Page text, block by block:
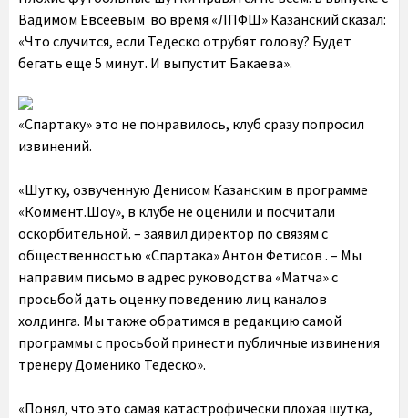
Вадимом Евсеевым во время «ЛПФШ» Казанский сказал:
«Что случится, если Тедеско отрубят голову? Будет
бегать еще 5 минут. И выпустит Бакаева».
«Спартаку» это не понравилось, клуб сразу попросил
извинений.
«Шутку, озвученную Денисом Казанским в программе
«Коммент.Шоу», в клубе не оценили и посчитали
оскорбительной. – заявил директор по связям с
общественностью «Спартака» Антон Фетисов . – Мы
направим письмо в адрес руководства «Матча» с
просьбой дать оценку поведению лиц каналов
холдинга. Мы также обратимся в редакцию самой
программы с просьбой принести публичные извинения
тренеру Доменико Тедеско».
«Понял, что это самая катастрофически плохая шутка,